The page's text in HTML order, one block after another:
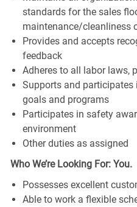
standards for the sales
maintenance/cleanliness
Provides and accepts
feedback
Adheres to all labor laws,
Supports and participates
goals and programs
Participates in safety
environment
Other duties as assigned
Who We’re Looking For: You.
Possesses excellent
Able to work a flexible